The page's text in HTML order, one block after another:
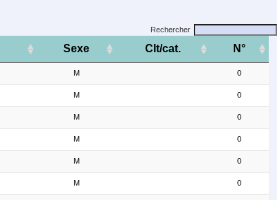
Rechercher
Sexe Clt/cat. N°
M 0
M 0
M 0
M 0
M 0
M 0